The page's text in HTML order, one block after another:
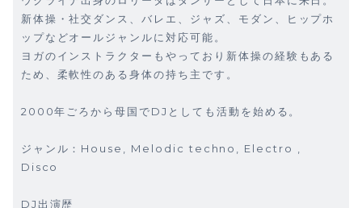
新体操・社交ダンス、バレエ、ジャズ、モダン、ヒップホ
ップなどオールジャンルに対応可能。
ヨガのインストラクターもやっており新体操の経験もある
ため、柔軟性のある身体の持ち主です。
2000年ごろから母国でDJとしても活動を始める。
ジャンル：House, Melodic techno, Electro ,
Disco
DJ出演歴